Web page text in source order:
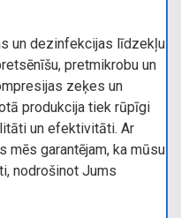
un dezinfekcijas līdzekļu
pretmikrobu un
zeķes un
produkcija tiek rūpīgi
un efektivitāti. Ar
mēs garantējam, ka mūsu
nodrošinot Jums